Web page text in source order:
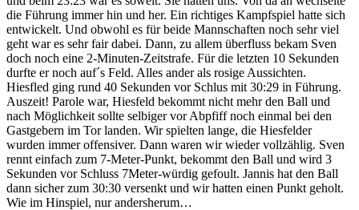
die Führung immer hin und her. Ein richtiges Kampfspiel hatte sich
entwickelt. Und obwohl es für beide Mannschaften noch sehr viel
geht war es sehr fair dabei. Dann, zu allem überfluss bekam Sven
doch noch eine 2-Minuten-Zeitstrafe. Für die letzten 10 Sekunden
durfte er noch auf´s Feld. Alles ander als rosige Aussichten.
Hiesfled ging rund 40 Sekunden vor Schlus mit 30:29 in Führung.
Auszeit! Parole war, Hiesfeld bekommt nicht mehr den Ball und
nach Möglichkeit sollte selbiger vor Abpfiff noch einmal bei den
Gastgebern im Tor landen. Wir spielten lange, die Hiesfelder
wurden immer offensiver. Dann waren wir wieder vollzählig. Sven
rennt einfach zum 7-Meter-Punkt, bekommt den Ball und wird 3
Sekunden vor Schluss 7Meter-würdig gefoult. Jannis hat den Ball
dann sicher zum 30:30 versenkt und wir hatten einen Punkt geholt.
Wie im Hinspiel, nur andersherum…